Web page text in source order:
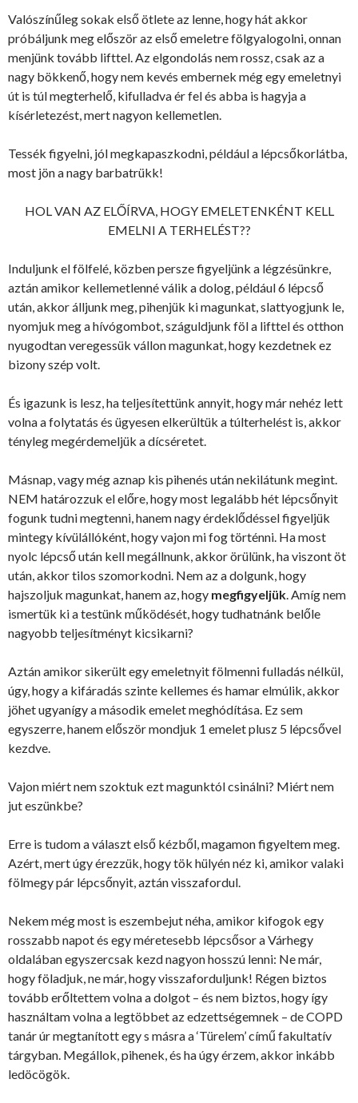
Valószínűleg sokak első ötlete az lenne, hogy hát akkor
próbáljunk meg először az első emeletre fölgyalogolni, onnan
menjünk tovább lifttel. Az elgondolás nem rossz, csak az a
nagy bökkenő, hogy nem kevés embernek még egy emeletnyi
út is túl megterhelő, kifulladva ér fel és abba is hagyja a
kísérletezést, mert nagyon kellemetlen.
Tessék figyelni, jól megkapaszkodni, például a lépcsőkorlátba,
most jön a nagy barbatrükk!
HOL VAN AZ ELŐÍRVA, HOGY EMELETENKÉNT KELL
EMELNI A TERHELÉST??
Induljunk el fölfelé, közben persze figyeljünk a légzésünkre,
aztán amikor kellemetlenné válik a dolog, például 6 lépcső
után, akkor álljunk meg, pihenjük ki magunkat, slattyogjunk le,
nyomjuk meg a hívógombot, száguldjunk föl a lifttel és otthon
nyugodtan veregessük vállon magunkat, hogy kezdetnek ez
bizony szép volt.
És igazunk is lesz, ha teljesítettünk annyit, hogy már nehéz lett
volna a folytatás és ügyesen elkerültük a túlterhelést is, akkor
tényleg megérdemeljük a dícséretet.
Másnap, vagy még aznap kis pihenés után nekilátunk megint.
NEM határozzuk el előre, hogy most legalább hét lépcsőnyit
fogunk tudni megtenni, hanem nagy érdeklődéssel figyeljük
mintegy kívülállóként, hogy vajon mi fog történni. Ha most
nyolc lépcső után kell megállnunk, akkor örülünk, ha viszont öt
után, akkor tilos szomorkodni. Nem az a dolgunk, hogy
hajszoljuk magunkat, hanem az, hogy megfigyeljük. Amíg nem
ismertük ki a testünk működését, hogy tudhatnánk belőle
nagyobb teljesítményt kicsikarni?
Aztán amikor sikerült egy emeletnyit fölmenni fulladás nélkül,
úgy, hogy a kifáradás szinte kellemes és hamar elmúlik, akkor
jöhet ugyanígy a második emelet meghódítása. Ez sem
egyszerre, hanem először mondjuk 1 emelet plusz 5 lépcsővel
kezdve.
Vajon miért nem szoktuk ezt magunktól csinálni? Miért nem
jut eszünkbe?
Erre is tudom a választ első kézből, magamon figyeltem meg.
Azért, mert úgy érezzük, hogy tök hülyén néz ki, amikor valaki
fölmegy pár lépcsőnyit, aztán visszafordul.
Nekem még most is eszembejut néha, amikor kifogok egy
rosszabb napot és egy méretesebb lépcsősor a Várhegy
oldalában egyszercsak kezd nagyon hosszú lenni: Ne már,
hogy föladjuk, ne már, hogy visszaforduljunk! Régen biztos
tovább erőltettem volna a dolgot – és nem biztos, hogy így
használtam volna a legtöbbet az edzettségemnek – de COPD
tanár úr megtanított egy s másra a ‘Türelem’ című fakultatív
tárgyban. Megállok, pihenek, és ha úgy érzem, akkor inkább
ledöcögök.